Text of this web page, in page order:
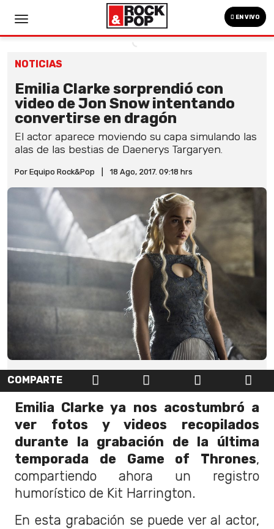
EN VIVO
NOTICIAS
Emilia Clarke sorprendió con
video de Jon Snow intentando
convertirse en dragón
El actor aparece moviendo su capa simulando las
alas de las bestias de Daenerys Targaryen.
Por Equipo Rock&Pop 18 Ago, 2017. 09:18 hrs
COMPARTE
Emilia Clarke ya nos acostumbró a
ver fotos y videos recopilados
durante la grabación de la última
temporada de Game of Thrones,
compartiendo ahora un registro
humorístico de Kit Harrington.
En esta grabación se puede ver al actor,